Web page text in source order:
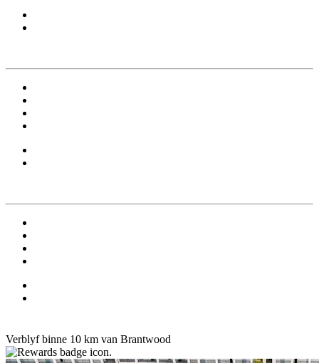
Verblyf binne 10 km van Brantwood